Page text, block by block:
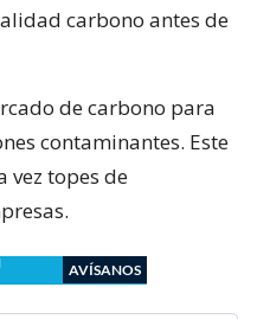
carbono antes de
de carbono para
contaminantes. Este
vez topes de
AVÍSANOS